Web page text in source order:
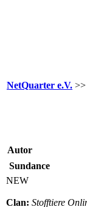
NetQuarter e.V. >>
Autor
Sundance
NEW
Clan: Stofftiere